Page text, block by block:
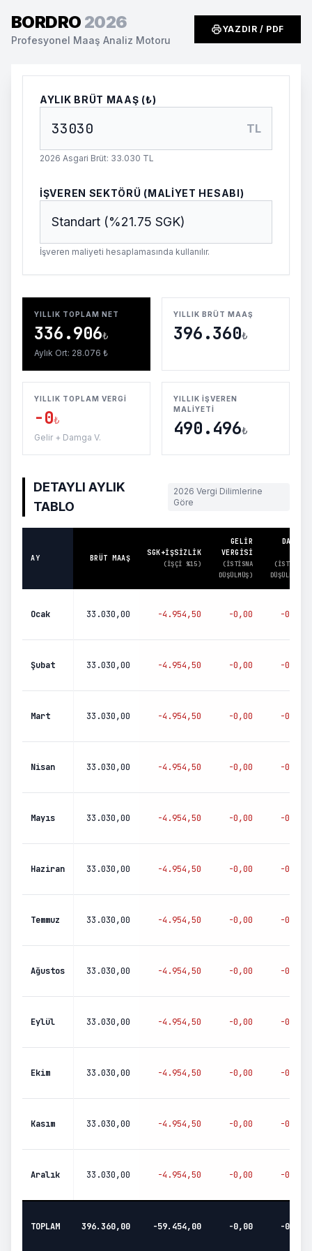
BORDRO 2026
Profesyonel Maaş Analiz Motoru
YAZDIR / PDF
AYLIK BRÜT MAAŞ (₺)
TL
2026 Asgari Brüt: 33.030 TL
İŞVEREN SEKTÖRÜ (MALIYET HESABI)
İşveren maliyeti hesaplamasında kullanılır.
YILLIK TOPLAM NET
336.906₺
Aylık Ort: 28.076 ₺
YILLIK BRÜT MAAŞ
396.360₺
YILLIK TOPLAM VERGI
-0₺
Gelir + Damga V.
YILLIK İŞVEREN
MALIYETI
490.496₺
DETAYLI AYLIK
TABLO
2026 Vergi Dilimlerine
Göre
AY BRÜT MAAŞ
SGK+İŞSIZLIK
(İŞÇI %15)
GELIR
VERGISI
(İSTISNA
DÜŞÜLMÜŞ)
DAMGA
(İSTISNA
DÜŞÜLMÜŞ)
Ocak 33.030,00 -4.954,50 -0,00 -0,00
Şubat 33.030,00 -4.954,50 -0,00 -0,00
Mart 33.030,00 -4.954,50 -0,00 -0,00
Nisan 33.030,00 -4.954,50 -0,00 -0,00
Mayıs 33.030,00 -4.954,50 -0,00 -0,00
Haziran 33.030,00 -4.954,50 -0,00 -0,00
Temmuz 33.030,00 -4.954,50 -0,00 -0,00
Ağustos 33.030,00 -4.954,50 -0,00 -0,00
Eylül 33.030,00 -4.954,50 -0,00 -0,00
Ekim 33.030,00 -4.954,50 -0,00 -0,00
Kasım 33.030,00 -4.954,50 -0,00 -0,00
Aralık 33.030,00 -4.954,50 -0,00 -0,00
TOPLAM 396.360,00 -59.454,00 -0,00 -0,00